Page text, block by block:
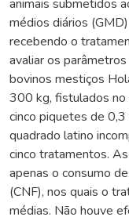
animais submetidos
médios diários
recebendo o
avaliar os
bovinos mestiços
300 kg, fistulados no
cinco piquetes de
quadrado latino
cinco tratamentos.
apenas o consumo
(CNF), nos quais o
médias. Não houve